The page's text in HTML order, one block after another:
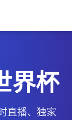
界杯
直播、独家